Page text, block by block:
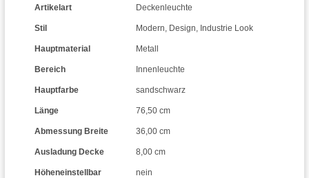
Artikelart Deckenleuchte
Stil Modern, Design, Industrie Look
Hauptmaterial Metall
Bereich Innenleuchte
Hauptfarbe sandschwarz
Länge 76,50 cm
Abmessung Breite 36,00 cm
Ausladung Decke 8,00 cm
Höheneinstellbar nein